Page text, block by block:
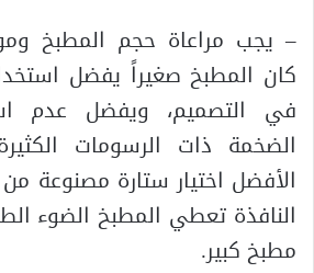
– يجب مراعاة حجم المطبخ
كان المطبخ صغيراً يفضل
في التصميم، ويفضل عدم
الضخمة ذات الرسومات
الأفضل اختيار ستارة مصنوعة
النافذة تعطي المطبخ الضوء
مطبخ كبير.